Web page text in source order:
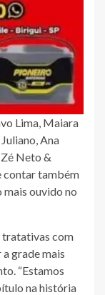
Lima, Maiara
Ana
Neto &
contar também
ouvido no
tratativas com
grade mais
“Estamos
na história